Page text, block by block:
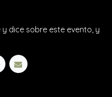
dice sobre este evento, y